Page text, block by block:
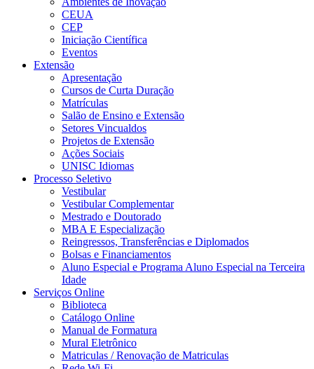
CEUA
CEP
Iniciação Científica
Eventos
Extensão
Apresentação
Cursos de Curta Duração
Matrículas
Salão de Ensino e Extensão
Setores Vincualdos
Projetos de Extensão
Ações Sociais
UNISC Idiomas
Processo Seletivo
Vestibular
Vestibular Complementar
Mestrado e Doutorado
MBA E Especialização
Reingressos, Transferências e Diplomados
Bolsas e Financiamentos
Aluno Especial e Programa Aluno Especial na Terceira
Idade
Serviços Online
Biblioteca
Catálogo Online
Manual de Formatura
Mural Eletrônico
Matriculas / Renovação de Matriculas